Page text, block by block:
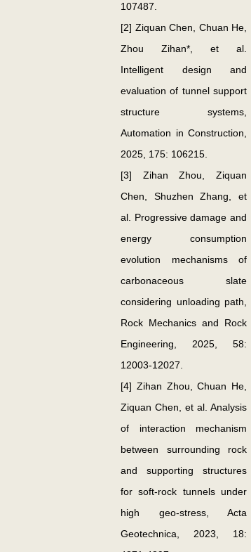
107487.
[2] Ziquan Chen, Chuan He,
Zhou Zihan*, et al.
Intelligent design and
evaluation of tunnel support
structure systems,
Automation in Construction
2025, 175: 106215.
[3] Zihan Zhou, Ziquan
Chen, Shuzhen Zhang, et
al. Progressive damage and
energy consumption
evolution mechanisms of
carbonaceous slate
considering unloading path,
Rock Mechanics and Rock
Engineering , 2025, 58:
12003-12027.
[4] Zihan Zhou, Chuan He,
Ziquan Chen, et al. Analysis
of interaction mechanism
between surrounding rock
and supporting structures
for soft-rock tunnels under
high geo-stress, Acta
Geotechnica , 2023, 18: